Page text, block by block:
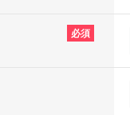
必須